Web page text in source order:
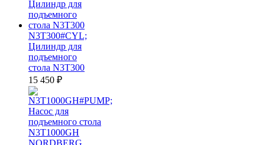
N3T300#CYL;
Цилиндр для
подъемного
стола N3T300
15 450 ₽